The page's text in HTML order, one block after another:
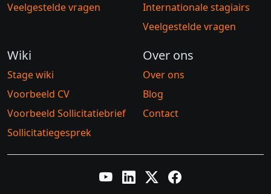
Veelgestelde vragen
Internationale stagiairs
Veelgestelde vragen
Wiki
Stage wiki
Voorbeeld CV
Voorbeeld Sollicitatiebrief
Sollicitatiegesprek
Over ons
Over ons
Blog
Contact
YouTubeLinkedInTwitter XFacebook